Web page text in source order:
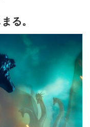
る。